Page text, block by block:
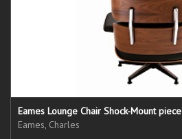
Eames Lounge Chair Shock-Mount piece
Eames, Charles